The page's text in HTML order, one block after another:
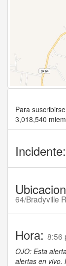
Para
3,018,540
Incidente:
64/Bradyville
Hora: 8:56
OJO: Esta
alertas en vivo.